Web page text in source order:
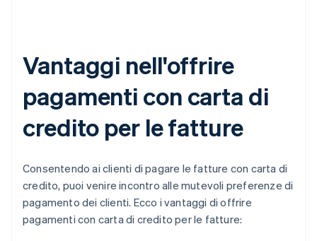
Vantaggi nell'offrire
pagamenti con carta di
credito per le fatture
Consentendo ai clienti di pagare le fatture con carta di
credito, puoi venire incontro alle mutevoli preferenze di
pagamento dei clienti. Ecco i vantaggi di offrire
pagamenti con carta di credito per le fatture: